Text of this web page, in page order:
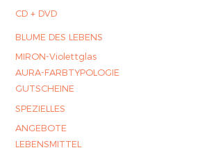
CD + DVD
BLUME DES LEBENS
MIRON-Violettglas
AURA-FARBTYPOLOGIE
GUTSCHEINE
SPEZIELLES
ANGEBOTE
LEBENSMITTEL